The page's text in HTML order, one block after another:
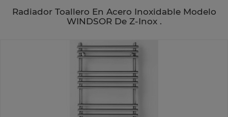
Radiador Toallero En Acero Inoxidable Modelo
WINDSOR De Z-Inox .